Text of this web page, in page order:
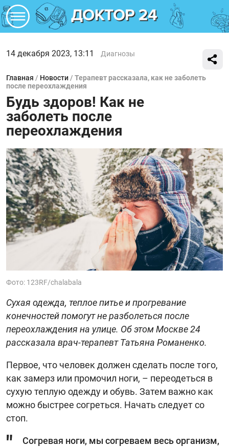
14 декабря 2023, 13:11 Диагнозы
Главная / Новости / Терапевт рассказала, как не заболеть
после переохлаждения
Будь здоров! Как не
заболеть после
переохлаждения
Фото: 123RF/chalabala
Сухая одежда, теплое питье и прогревание
конечностей помогут не разболеться после
переохлаждения на улице. Об этом Москве 24
рассказала врач-терапевт Татьяна Романенко.
Первое, что человек должен сделать после того,
как замерз или промочил ноги, – переодеться в
сухую теплую одежду и обувь. Затем важно как
можно быстрее согреться. Начать следует со
стоп.
Согревая ноги, мы согреваем весь организм,